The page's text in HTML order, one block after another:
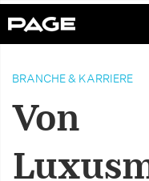
BRANCHE & KARRIERE
Von